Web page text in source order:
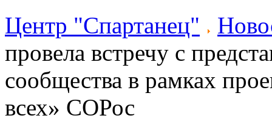
Центр "Спартанец"
провела встречу с
сообщества в рамках
всех» СОРос